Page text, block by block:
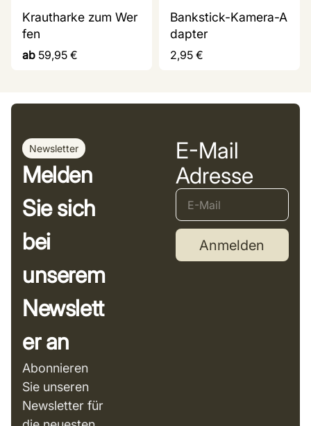
Krautharke zum Wer
fen
ab 59,95 €
Bankstick-Kamera-A
dapter
2,95 €
Newsletter
Melden
Sie sich
bei
unserem
Newslett
er an
Abonnieren
Sie unseren
Newsletter für
E-Mail
Adresse
Anmelden